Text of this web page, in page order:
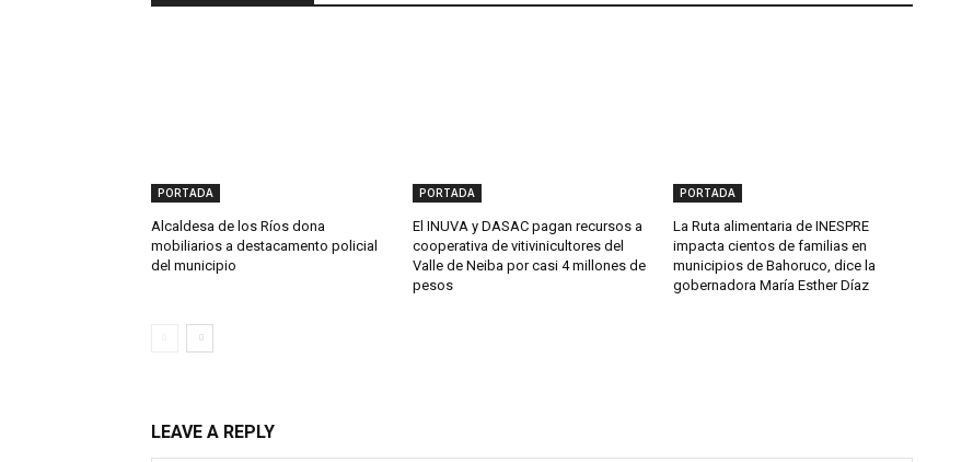
PORTADA
Alcaldesa de los Ríos dona
mobiliarios a destacamento policial
del municipio
PORTADA
El INUVA y DASAC pagan recursos a
cooperativa de vitivinicultores del
Valle de Neiba por casi 4 millones de
pesos
PORTADA
La Ruta alimentaria de INESPRE
impacta cientos de familias en
municipios de Bahoruco, dice la
gobernadora María Esther Díaz
LEAVE A REPLY